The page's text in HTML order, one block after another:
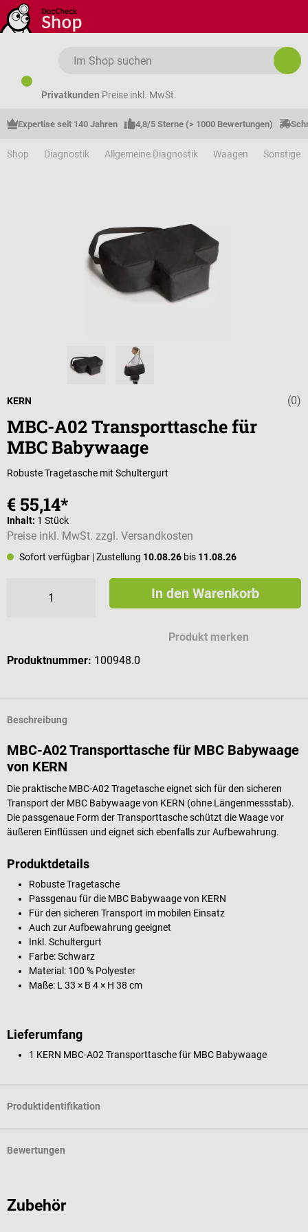
Zum Hauptinhalt springen
Privatkunden Preise inkl. MwSt.
Expertise seit 140 Jahren 4,8/5 Sterne (> 1000 Bewertungen)
Shop Diagnostik Allgemeine Diagnostik Waagen Sonstige
(0)
KERN
MBC-A02 Transporttasche für
MBC Babywaage
Robuste Tragetasche mit Schultergurt
€ 55,14*
Inhalt: 1 Stück
Preise inkl. MwSt. zzgl. Versandkosten
Sofort verfügbar | Zustellung 10.08.26 bis 11.08.26
In den Warenkorb
Produkt merken
Produktnummer: 100948.0
Beschreibung
MBC-A02 Transporttasche für MBC Babywaage
von KERN
Die praktische MBC-A02 Tragetasche eignet sich für den sicheren
Transport der MBC Babywaage von KERN (ohne Längenmessstab).
Die passgenaue Form der Transporttasche schützt die Waage vor
äußeren Einflüssen und eignet sich ebenfalls zur Aufbewahrung.
Produktdetails
Robuste Tragetasche
Passgenau für die MBC Babywaage von KERN
Für den sicheren Transport im mobilen Einsatz
Auch zur Aufbewahrung geeignet
Inkl. Schultergurt
Farbe: Schwarz
Material: 100 % Polyester
Maße: L 33 × B 4 × H 38 cm
Lieferumfang
1 KERN MBC-A02 Transporttasche für MBC Babywaage
Produktidentifikation
Bewertungen
Zubehör